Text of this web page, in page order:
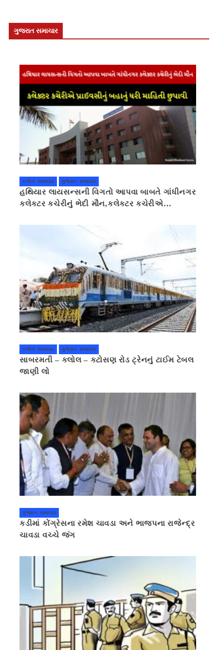
ગુજરાત સમાચાર
કલોલ સમાચાર ગુજરાત સમાચાર
હથિયાર લાયસન્સની વિગતો આપવા બાબતે ગાંધીનગર
કલેક્ટર કચેરીનું ભેદી મૌન,કલેક્ટર કચેરીએ
કલોલ સમાચાર ગુજરાત સમાચાર
સાબરમતી – કલોલ – કટોસણ રોડ ટ્રેનનું ટાઈમ ટેબલ
જાણી લો
ગુજરાત સમાચાર
કડીમાં કોંગ્રેસના રમેશ ચાવડા અને ભાજપના રાજેન્દ્ર
ચાવડા વચ્ચે જંગ